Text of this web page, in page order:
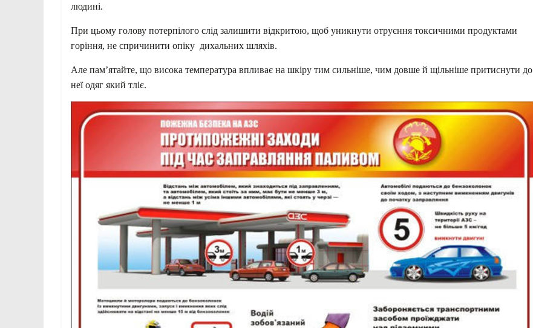
людині.
При цьому голову потерпілого слід залишити відкритою, щоб уникнути отруєння токсичними продуктами
горіння, не спричинити опіку дихальних шляхів.
Але пам’ятайте, що висока температура впливає на шкіру тим сильніше, чим довше й щільніше притиснути до
неї одяг який тліє.